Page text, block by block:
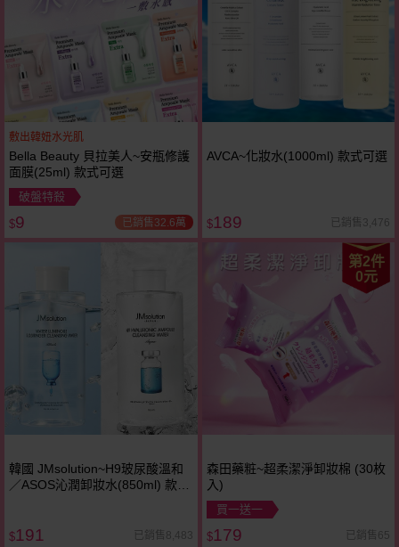
敷出韓妞水光肌
Bella Beauty 貝拉美人~安瓶修護
面膜(25ml) 款式可選
破盤特殺
$9 已銷售32.6萬
AVCA~化妝水(1000ml) 款式可選
$189 已銷售3,476
韓國 JMsolution~H9玻尿酸溫和
／ASOS沁潤卸妝水(850ml) 款式
$191 已銷售8,483
第2件
0元
森田藥粧~超柔潔淨卸妝棉 (30枚
入)
買一送一
$179 已銷售65